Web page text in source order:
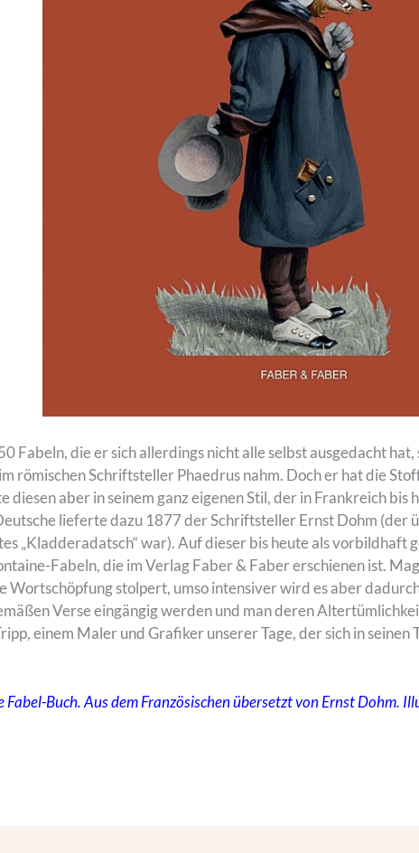
Fabeln, die er sich allerdings nicht alle selbst ausgedacht
römischen Schriftsteller Phaedrus nahm. Doch er hat die
diesen aber in seinem ganz eigenen Stil, der in Frankreich
lieferte dazu 1877 der Schriftsteller Ernst Dohm
„Kladderadatsch“ war). Auf dieser bis heute als vorbildhaft
Fabeln, die im Verlag Faber & Faber erschienen ist.
stolpert, umso intensiver wird es aber
Verse eingängig werden und man deren
einem Maler und Grafiker unserer Tage, der sich in
Fabel-Buch. Aus dem Französischen übersetzt von Ernst Dohm.